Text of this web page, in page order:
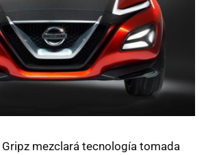
mezclará tecnología tomada